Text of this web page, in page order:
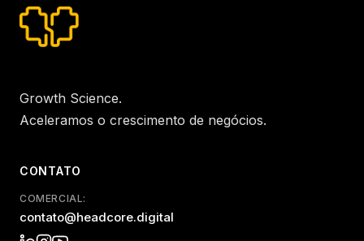
Growth Science.
Aceleramos o crescimento de negócios.
CONTATO
COMERCIAL:
contato@headcore.digital